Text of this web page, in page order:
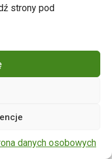
strony pod
danych osobowych